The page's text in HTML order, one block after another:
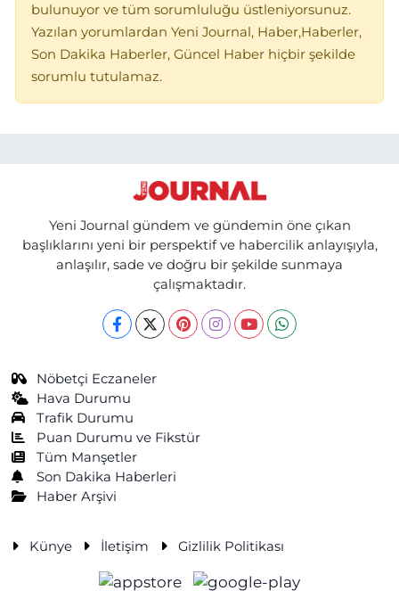
bulunuyor ve tüm sorumluluğu üstleniyorsunuz.
Yazılan yorumlardan Yeni Journal, Haber,Haberler,
Son Dakika Haberler, Güncel Haber hiçbir şekilde
sorumlu tutulamaz.
Yeni Journal gündem ve gündemin öne çıkan
başlıklarını yeni bir perspektif ve habercilik anlayışıyla,
anlaşılır, sade ve doğru bir şekilde sunmaya
çalışmaktadır.
Nöbetçi Eczaneler
Hava Durumu
Trafik Durumu
Puan Durumu ve Fikstür
Tüm Manşetler
Son Dakika Haberleri
Haber Arşivi
Künye İletişim Gizlilik Politikası